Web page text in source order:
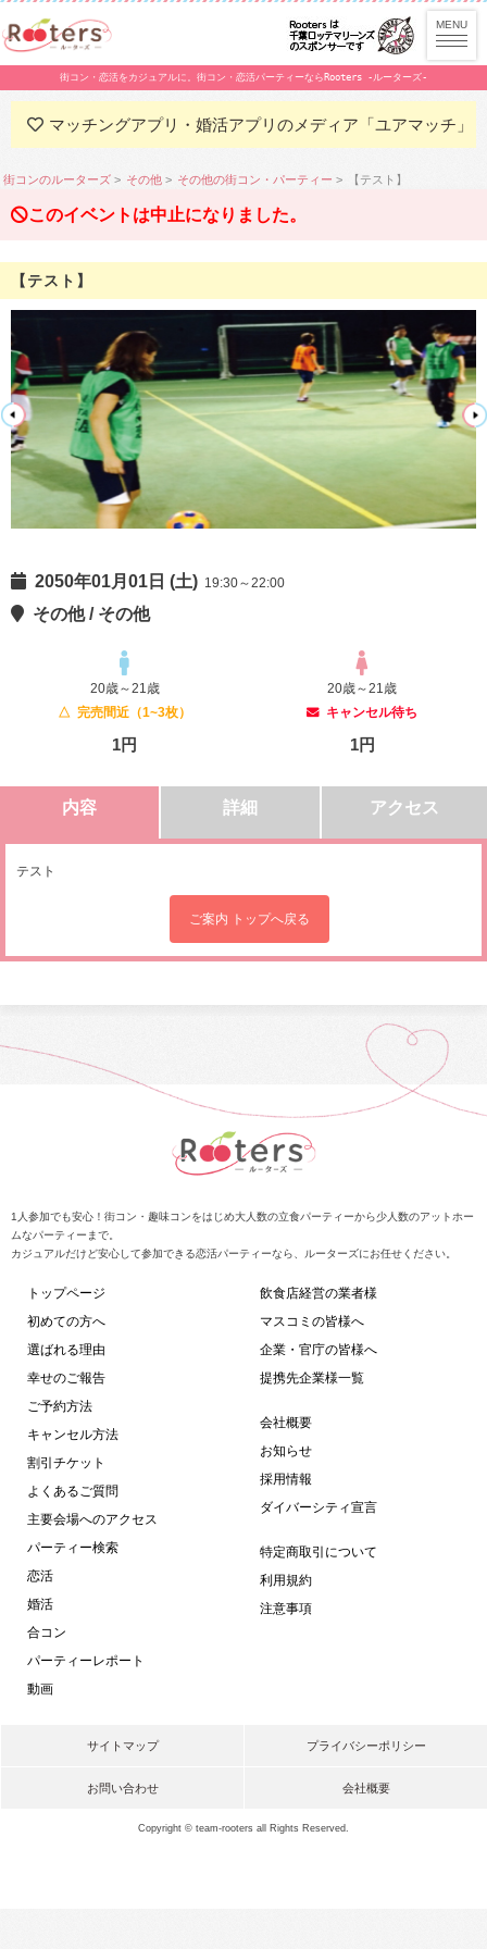
街コン・恋活をカジュアルに。街コン・恋活パーティーならRooters -ルーターズ-
マッチングアプリ・婚活アプリのメディア「ユアマッチ」
街コンのルーターズ その他 その他の街コン・パーティー 【テスト】
このイベントは中止になりました。
【テスト】
2050年01月01日 (土) 19:30～22:00
その他 / その他
20歳～21歳
△ 完売間近（1~3枚）
1円
20歳～21歳
キャンセル待ち
1円
内容 詳細 アクセス
テスト
ご案内 トップへ戻る
1人参加でも安心！街コン・趣味コンをはじめ大人数の立食パーティーから少人数のアットホー
ムなパーティーまで。
カジュアルだけど安心して参加できる恋活パーティーなら、ルーターズにお任せください。
トップページ
初めての方へ
選ばれる理由
幸せのご報告
ご予約方法
キャンセル方法
割引チケット
よくあるご質問
主要会場へのアクセス
パーティー検索
恋活
婚活
合コン
パーティーレポート
動画
飲食店経営の業者様
マスコミの皆様へ
企業・官庁の皆様へ
提携先企業様一覧
会社概要
お知らせ
採用情報
ダイバーシティ宣言
特定商取引について
利用規約
注意事項
サイトマップ プライバシーポリシー
お問い合わせ 会社概要
Copyright © team-rooters all Rights Reserved.